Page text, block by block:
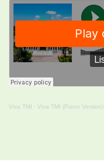
Viva TMI · Viva TMI (Piano Version)